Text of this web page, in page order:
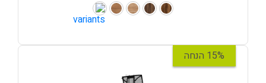
15% הנחה